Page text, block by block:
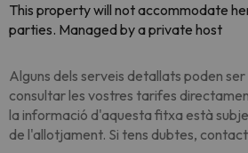
This property will not accommodate
parties. Managed by a private host
Alguns dels serveis detallats poden
consultar les vostres tarifes
la informació d'aquesta fitxa està
de l'allotjament. Si tens dubtes,